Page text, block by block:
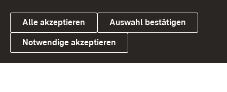
Link zum Landesportal
Alle akzeptieren Auswahl bestätigen
Notwendige akzeptieren